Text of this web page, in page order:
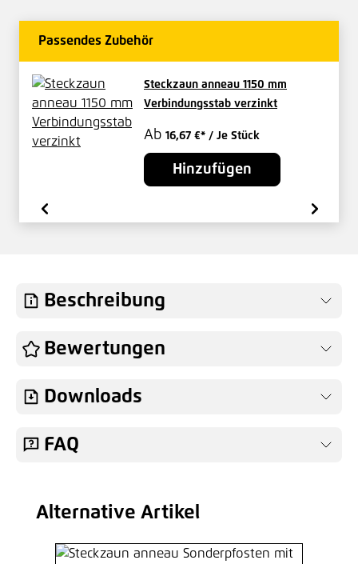
Passendes Zubehör
Steckzaun anneau 1150 mm
Verbindungsstab verzinkt
Ab 16,67 €* / Je Stück
Hinzufügen
Beschreibung
Bewertungen
Downloads
FAQ
Produktgalerie überspringen
Alternative Artikel